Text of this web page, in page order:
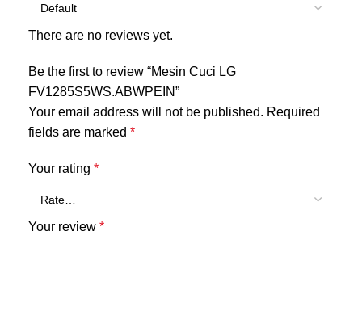
There are no reviews yet.
Be the first to review “Mesin Cuci LG
FV1285S5WS.ABWPEIN”
Your email address will not be published. Required
fields are marked *
Your rating *
Your review *